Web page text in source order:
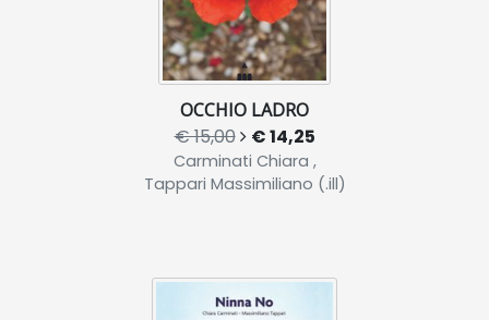
OCCHIO LADRO
€ 15,00 € 14,25
Carminati Chiara ,
Tappari Massimiliano (.ill)